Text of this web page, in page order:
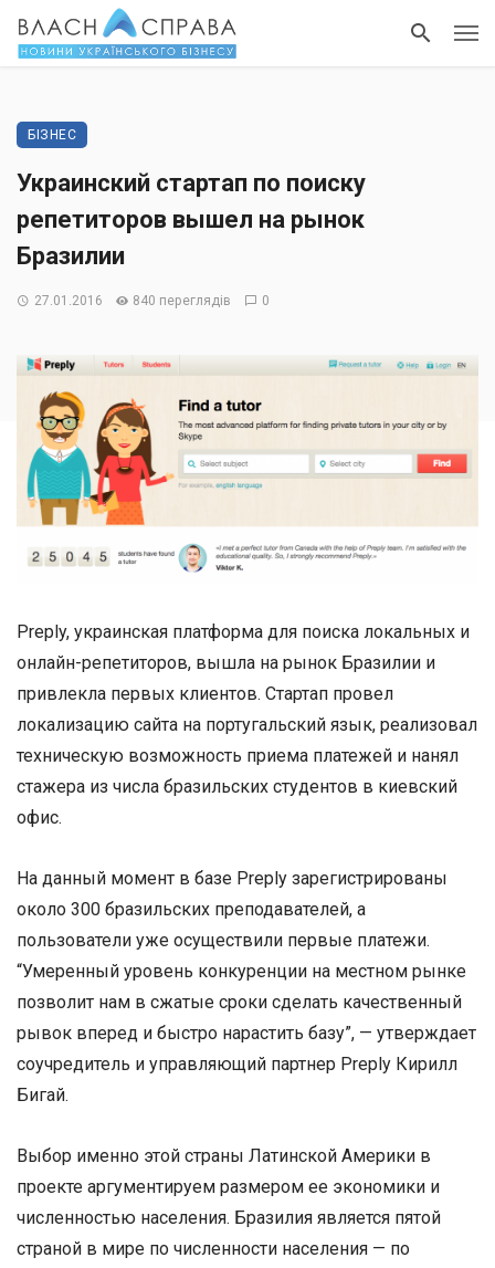
БІЗНЕС
Украинский стартап по поиску
репетиторов вышел на рынок
Бразилии
27.01.2016 840 переглядів 0
Preply, украинская платформа для поиска локальных и
онлайн-репетиторов, вышла на рынок Бразилии и
привлекла первых клиентов. Стартап провел
локализацию сайта на португальский язык, реализовал
техническую возможность приема платежей и нанял
стажера из числа бразильских студентов в киевский
офис.
На данный момент в базе Preply зарегистрированы
около 300 бразильских преподавателей, а
пользователи уже осуществили первые платежи.
“Умеренный уровень конкуренции на местном рынке
позволит нам в сжатые сроки сделать качественный
рывок вперед и быстро нарастить базу”, — утверждает
соучредитель и управляющий партнер Preply Кирилл
Бигай.
Выбор именно этой страны Латинской Америки в
проекте аргументируем размером ее экономики и
численностью населения. Бразилия является пятой
страной в мире по численности населения — по